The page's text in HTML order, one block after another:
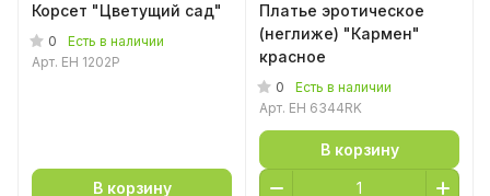
Корсет "Цветущий сад"
0
Есть в наличии
Арт. EH 1202P
В корзину
Платье эротическое
(неглиже) "Кармен"
красное
0
Есть в наличии
Арт. EH 6344RK
В корзину